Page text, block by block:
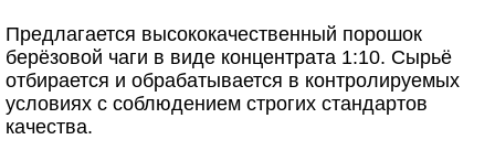
Предлагается высококачественный порошок
берёзовой чаги в виде концентрата 1:10. Сырьё
отбирается и обрабатывается в контролируемых
условиях с соблюдением строгих стандартов
качества.